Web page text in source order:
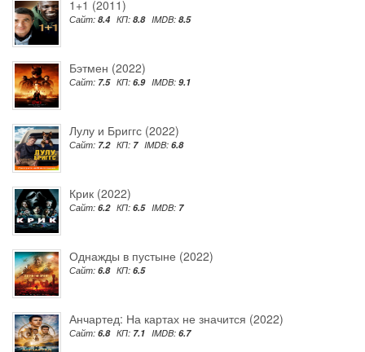
1+1 (2011)
Сайт: 8.4 КП: 8.8 IMDB: 8.5
Бэтмен (2022)
Сайт: 7.5 КП: 6.9 IMDB: 9.1
Лулу и Бриггс (2022)
Сайт: 7.2 КП: 7 IMDB: 6.8
Крик (2022)
Сайт: 6.2 КП: 6.5 IMDB: 7
Однажды в пустыне (2022)
Сайт: 6.8 КП: 6.5
Анчартед: На картах не значится (2022)
Сайт: 6.8 КП: 7.1 IMDB: 6.7